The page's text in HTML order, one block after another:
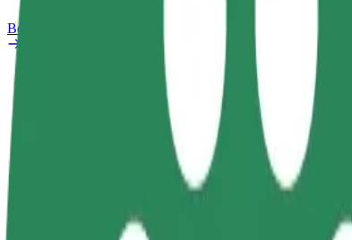
Bolt Plus
როგორ გავხდე გამომწერი
პარტნიორი
შეასრულე შეკვეთები და